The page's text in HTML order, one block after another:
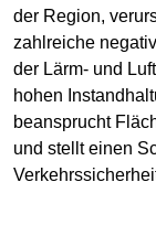
der Region,
zahlreiche
der Lärm- und
hohen
beansprucht
und stellt einen